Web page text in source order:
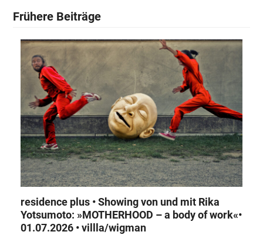
Frühere Beiträge
residence plus • Showing von und mit Rika
Yotsumoto: »MOTHERHOOD – a body of work«•
01.07.2026 • villla/wigman